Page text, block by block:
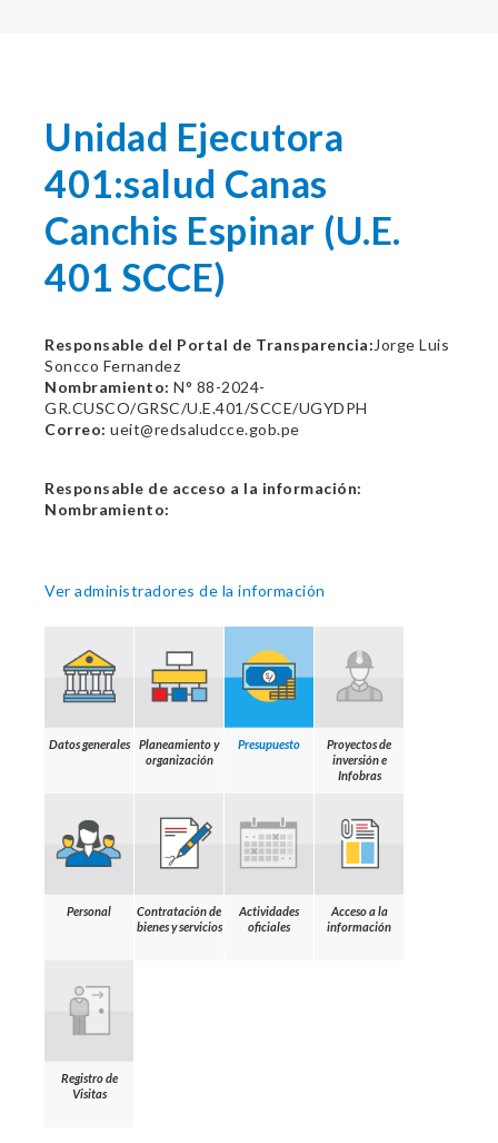
Unidad Ejecutora
401:salud Canas
Canchis Espinar (U.E.
401 SCCE)
Responsable del Portal de Transparencia: Jorge Luis
Soncco Fernandez
Nombramiento: N° 88-2024-
GR.CUSCO/GRSC/U.E.401/SCCE/UGYDPH
Correo: ueit@redsaludcce.gob.pe
Responsable de acceso a la información:
Nombramiento:
Ver administradores de la información
Datos generales
Planeamiento y
organización
Presupuesto
Proyectos de
inversión e
Infobras
Personal
Contratación de
bienes y servicios
Actividades
oficiales
Acceso a la
información
Registro de
Visitas